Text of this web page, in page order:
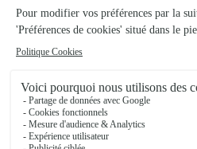
L’arrosoir
Percy en Normandie
★★★★★4.7 (40)
15, rue Louis Carpon